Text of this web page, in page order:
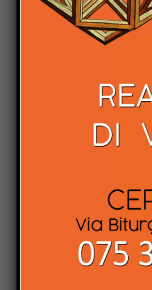
Previous article
Al via la distribuzione
oltre 11 mila
Save my name, email, and